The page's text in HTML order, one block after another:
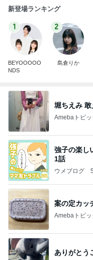
新登場ランキング
1
BEYOOOOO
NDS
2
島倉りか
堀ちえみ
Amebaトピッ
強子の楽し
1話
ウメブログ
案の定カッ
Amebaトピッ
ありがとう